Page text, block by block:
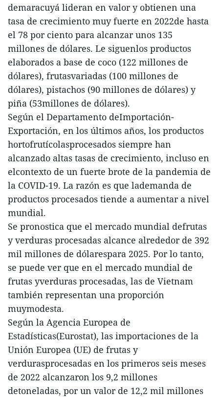
demaracuyá lideran en valor y obtienen una
tasa de crecimiento muy fuerte en 2022de hasta
el 78 por ciento para alcanzar unos 135
millones de dólares. Le siguenlos productos
elaborados a base de coco (122 millones de
dólares), frutasvariadas (100 millones de
dólares), pistachos (90 millones de dólares) y
piña (53millones de dólares).
Según el Departamento deImportación-
Exportación, en los últimos años, los productos
hortofrutícolasprocesados siempre han
alcanzado altas tasas de crecimiento, incluso en
elcontexto de un fuerte brote de la pandemia de
la COVID-19. La razón es que lademanda de
productos procesados tiende a aumentar a nivel
mundial.
Se pronostica que el mercado mundial defrutas
y verduras procesadas alcance alrededor de 392
mil millones de dólarespara 2025. Por lo tanto,
se puede ver que en el mercado mundial de
frutas yverduras procesadas, las de Vietnam
también representan una proporción
muymodesta.
Según la Agencia Europea de
Estadísticas(Eurostat), las importaciones de la
Unión Europea (UE) de frutas y
verdurasprocesadas en los primeros seis meses
de 2022 alcanzaron los 9,2 millones
detoneladas, por un valor de 12,2 mil millones